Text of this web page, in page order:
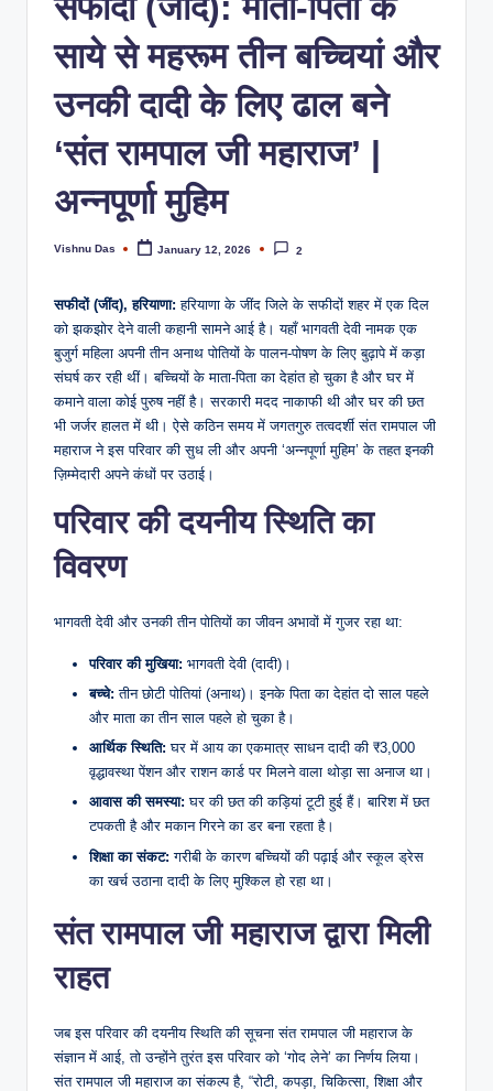
साये से महरूम तीन बच्चियां और
उनकी दादी के लिए ढाल बने
‘संत रामपाल जी महाराज’ |
अन्नपूर्णा मुहिम
Vishnu Das January 12, 2026 2
सफीदों (जींद), हरियाणा: हरियाणा के जींद जिले के सफीदों शहर में एक दिल
को झकझोर देने वाली कहानी सामने आई है। यहाँ भागवती देवी नामक एक
बुजुर्ग महिला अपनी तीन अनाथ पोतियों के पालन-पोषण के लिए बुढ़ापे में कड़ा
संघर्ष कर रही थीं। बच्चियों के माता-पिता का देहांत हो चुका है और घर में
कमाने वाला कोई पुरुष नहीं है। सरकारी मदद नाकाफी थी और घर की छत
भी जर्जर हालत में थी। ऐसे कठिन समय में जगतगुरु तत्वदर्शी संत रामपाल जी
महाराज ने इस परिवार की सुध ली और अपनी ‘अन्नपूर्णा मुहिम’ के तहत इनकी
ज़िम्मेदारी अपने कंधों पर उठाई।
​परिवार की दयनीय स्थिति का
विवरण
​भागवती देवी और उनकी तीन पोतियों का जीवन अभावों में गुजर रहा था:
परिवार की मुखिया: भागवती देवी (दादी)।
बच्चे: तीन छोटी पोतियां (अनाथ)। इनके पिता का देहांत दो साल पहले
और माता का तीन साल पहले हो चुका है।
आर्थिक स्थिति: घर में आय का एकमात्र साधन दादी की ₹3,000
वृद्धावस्था पेंशन और राशन कार्ड पर मिलने वाला थोड़ा सा अनाज था।
आवास की समस्या: घर की छत की कड़ियां टूटी हुई हैं। बारिश में छत
टपकती है और मकान गिरने का डर बना रहता है।
शिक्षा का संकट: गरीबी के कारण बच्चियों की पढ़ाई और स्कूल ड्रेस
का खर्च उठाना दादी के लिए मुश्किल हो रहा था।
​संत रामपाल जी महाराज द्वारा मिली
राहत
जब इस परिवार की दयनीय स्थिति की सूचना संत रामपाल जी महाराज के
संज्ञान में आई, तो उन्होंने तुरंत इस परिवार को ‘गोद लेने’ का निर्णय लिया।
संत रामपाल जी महाराज का संकल्प है, “रोटी, कपड़ा, चिकित्सा, शिक्षा और